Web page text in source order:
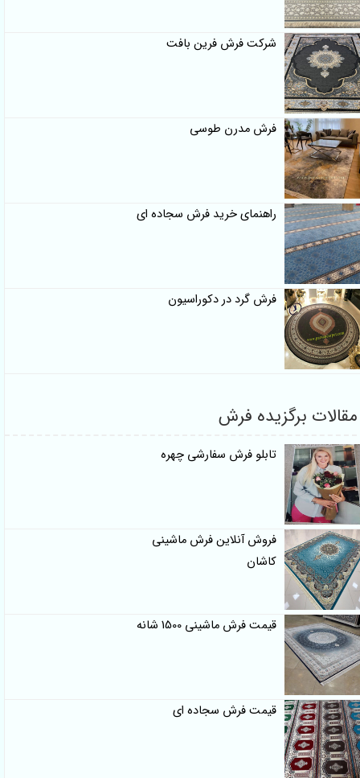
شرکت فرش فرین بافت
فرش مدرن طوسی
راهنمای خرید فرش سجاده ای
فرش گرد در دکوراسیون
مقالات برگزیده فرش
تابلو فرش سفارشی چهره
فروش آنلاین فرش ماشینی
کاشان
قیمت فرش ماشینی 1500 شانه
قیمت فرش سجاده ای